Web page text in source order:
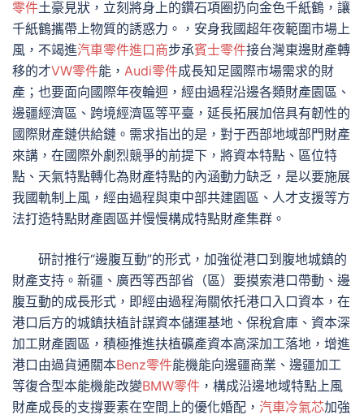
零件土豪見狀，立刻將身上的鑽石項圈扔向金色千紙鶴，讓
千紙鶴攜帶上物質的誘惑力。，安身我國超年夜範圍市場上
風，不竭進汽車零件進口商步承賓士零件接台灣東邊財產轉
移的才VW零件能， Audi零件成長知足國際市場需求的財
產；也要面向國際年夜輪迴，經由過程沿邊各類財產園區、
邊疆經濟區、跨境經濟區等平臺，延長拓展加倍具有韌性的
國際財產鏈供給鏈。需求指出的是，對于西部地域部門財產
來講，在國際外劇烈競爭的前提下，將資本特點、區位特
點、天氣特點轉化為財產特點的內涵動力缺乏，是以要施展
我國軌制上風，經由過程與東中部共建園區、人才支援等方
法打造特點財產園區并慢慢構成特點財產集群。
研討推行“邊腹互動”的形式，加強從港口到腹地城鎮的
財產支持。新疆、廣西等西部省（區）要摸索港口帶動、邊
腹互動的成長形式，即經由過程海關依托港口入口資本，在
港口后方的城鎮扶植計謀資本儲運基地、保稅倉庫、資本深
加工財產園區，積極推進扶植礦產資本高深加工落地，增進
港口由過貨通關本Benz零件能機能向邊疆商業、邊疆加工
等復合型本能機能改變BMW零件 ，構成沿邊地域特點上風
財產成長的支撐要素在空間上的優化婚配， 汽車冷氣芯加強